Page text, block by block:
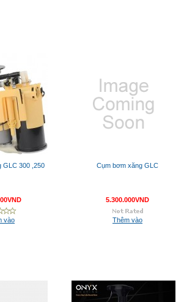
GLC 300 ,250
vào
Cụm bơm xăng GLC
5.300.000VND
Thêm vào